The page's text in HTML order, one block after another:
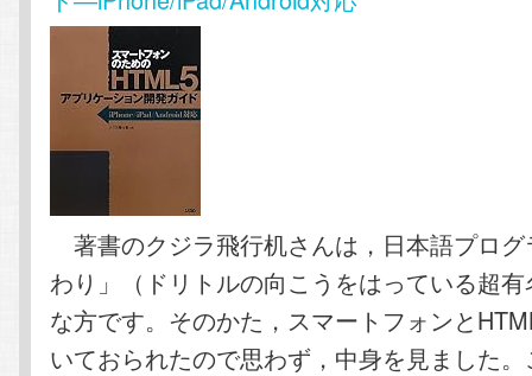
著書のクジラ飛行机さんは，日本語プロ
わり」（ドリトルの向こうをはっている超
な方です。そのかた，スマートフォンと
いておられたので思わず，中身を見ました